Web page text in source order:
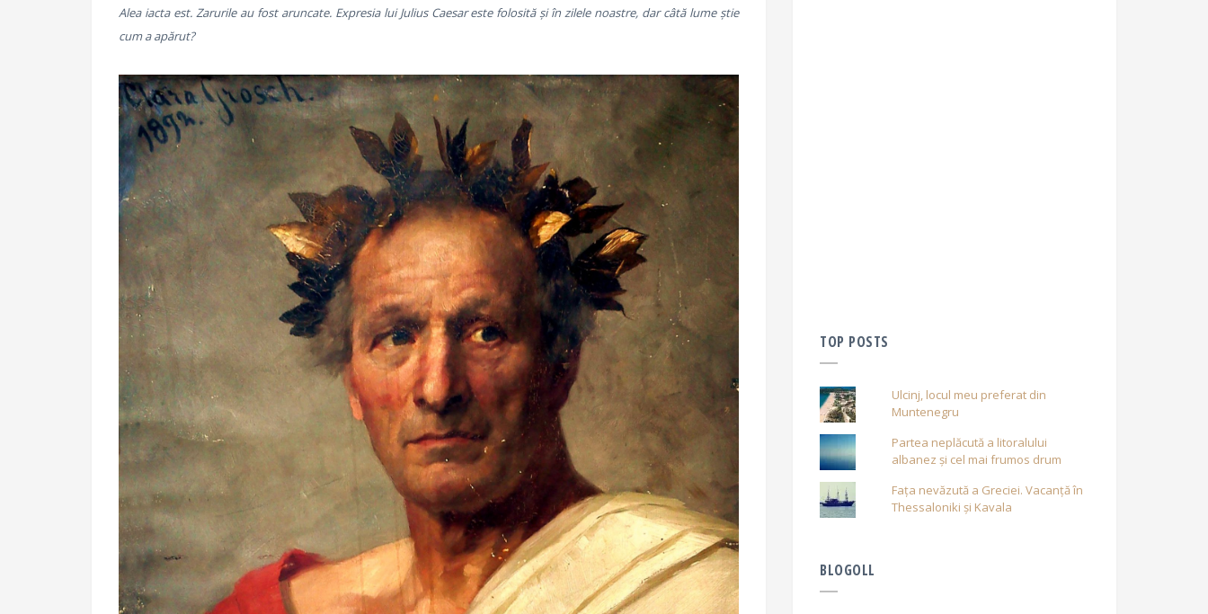
Alea iacta est. Zarurile au fost aruncate. Expresia lui Julius Caesar este folosită și în zilele noastre, dar câtă lume știe
cum a apărut?
TOP POSTS
Ulcinj, locul meu preferat din
Muntenegru
Partea neplăcută a litoralului
albanez și cel mai frumos drum
Fața nevăzută a Greciei. Vacanță în
Thessaloniki și Kavala
BLOGOLL